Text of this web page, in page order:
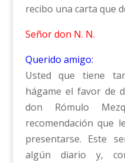
recibo una carta que
Señor don N. N.
Querido amigo:
Usted que tiene
hágame el favor de
don Rómulo
recomendación que
presentarse. Este
algún diario y,